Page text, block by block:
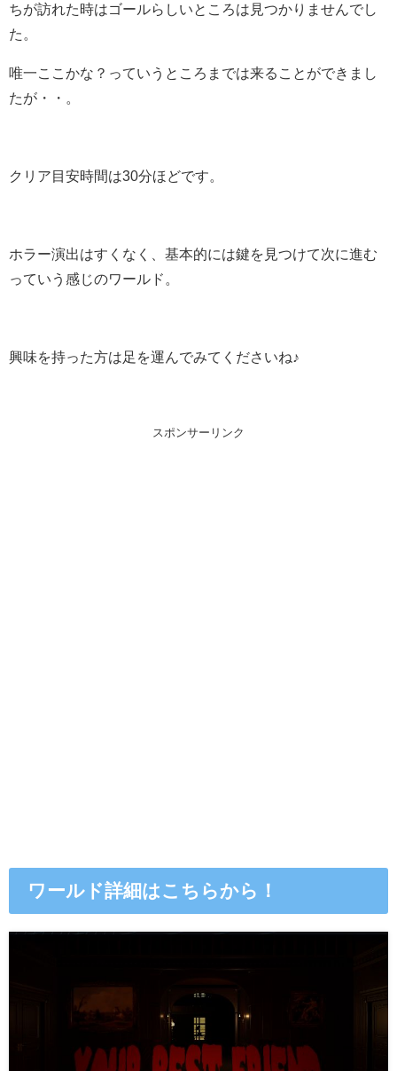
ちが訪れた時はゴールらしいところは見つかりませんでし
た。
唯一ここかな？っていうところまでは来ることができまし
たが・・。
クリア目安時間は30分ほどです。
ホラー演出はすくなく、基本的には鍵を見つけて次に進む
っていう感じのワールド。
興味を持った方は足を運んでみてくださいね♪
スポンサーリンク
ワールド詳細はこちらから！